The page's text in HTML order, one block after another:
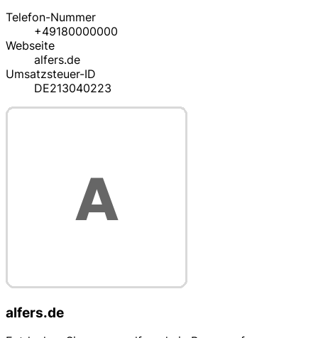
Telefon-Nummer
+49180000000
Webseite
alfers.de
Umsatzsteuer-ID
DE213040223
alfers.de